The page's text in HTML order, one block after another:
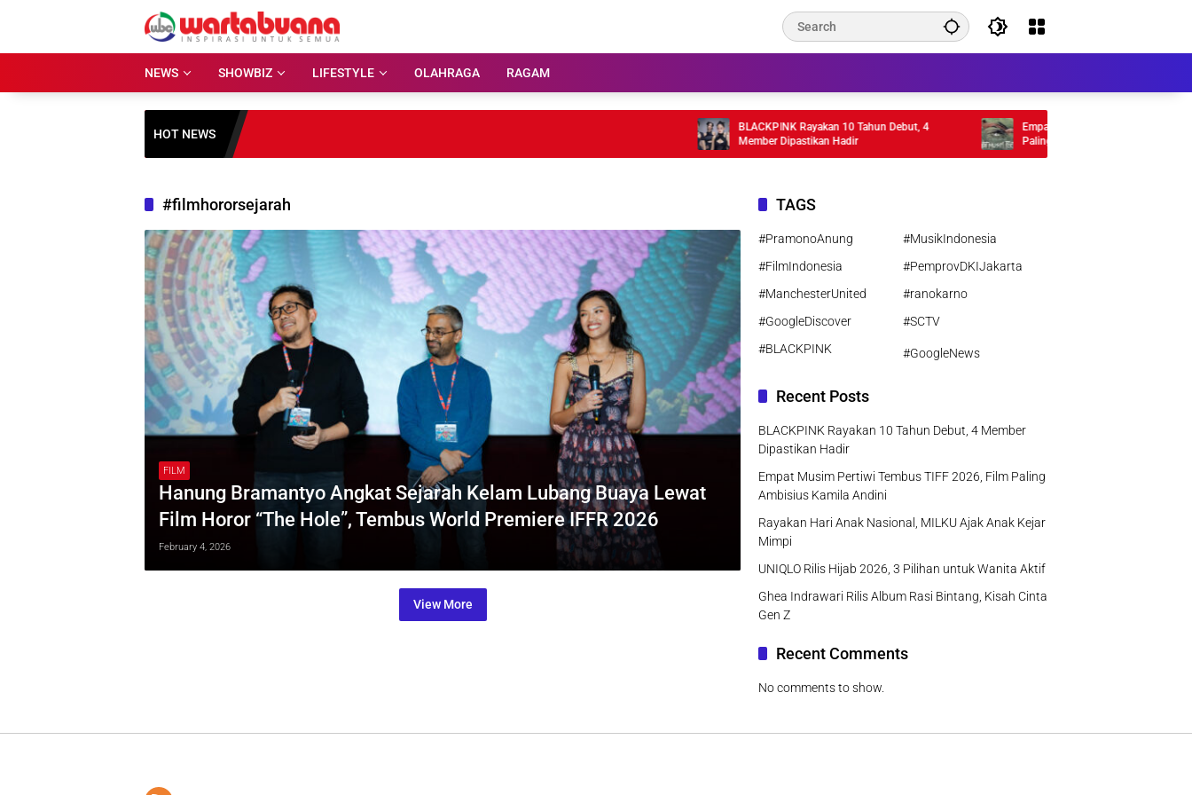
NEWS
SHOWBIZ LIFESTYLE OLAHRAGA RAGAM
HOT NEWS
BLACKPINK Rayakan 10 Tahun Debut, 4
Member Dipastikan Hadir
Empat Musim Pertiwi Tembus TIFF
Paling Ambisius Kamila Andini
#filmhororsejarah
FILM
Hanung Bramantyo Angkat Sejarah Kelam Lubang Buaya Lewat
Film Horor “The Hole”, Tembus World Premiere IFFR 2026
February 4, 2026
View More
TAGS
#PramonoAnung
#MusikIndonesia
#FilmIndonesia
#PemprovDKIJakarta
#ManchesterUnited
#ranokarno
#GoogleDiscover
#SCTV
#BLACKPINK
#GoogleNews
Recent Posts
BLACKPINK Rayakan 10 Tahun Debut, 4 Member
Dipastikan Hadir
Empat Musim Pertiwi Tembus TIFF 2026, Film Paling
Ambisius Kamila Andini
Rayakan Hari Anak Nasional, MILKU Ajak Anak Kejar
Mimpi
UNIQLO Rilis Hijab 2026, 3 Pilihan untuk Wanita Aktif
Ghea Indrawari Rilis Album Rasi Bintang, Kisah Cinta
Gen Z
Recent Comments
No comments to show.